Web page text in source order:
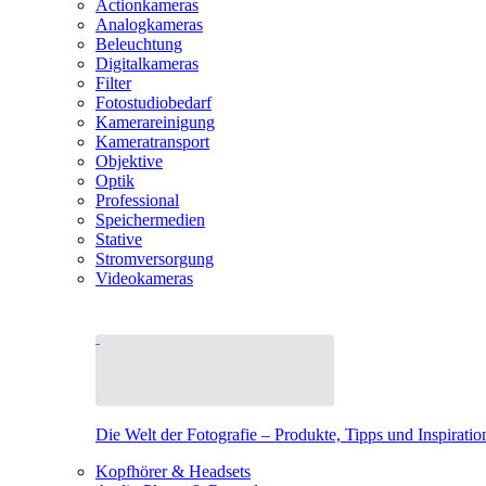
Actionkameras
Analogkameras
Beleuchtung
Digitalkameras
Filter
Fotostudiobedarf
Kamerareinigung
Kameratransport
Objektive
Optik
Professional
Speichermedien
Stative
Stromversorgung
Videokameras
Die Welt der Fotografie – Produkte, Tipps und
Kopfhörer & Headsets